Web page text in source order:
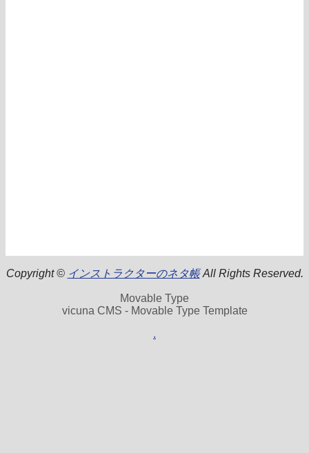
Copyright © インストラクターのネタ帳All Rights Reserved.
Movable Type
vicuna CMS - Movable Type Template
.